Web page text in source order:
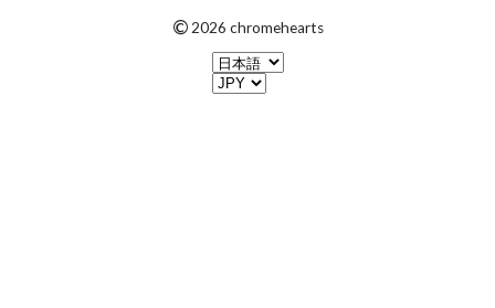
© 2026 chromehearts